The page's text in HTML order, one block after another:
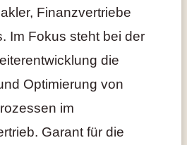
Finanzvertriebe
Im Fokus steht bei der
die
Optimierung von
im
Garant für die